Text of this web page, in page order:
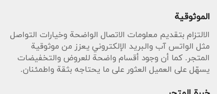
الموثوقية
الالتزام بتقديم معلومات الاتصال الواضحة وخيارات التواصل
مثل الواتس آب والبريد الإلكتروني يعزز من موثوقية
المتجر. كما أن وجود أقسام واضحة للعروض والتخفيضات
يسهّل على العميل العثور على ما يحتاجه بثقة واطمئنان.